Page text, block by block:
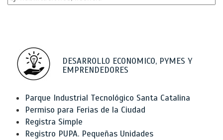
DESARROLLO ECONOMICO, PYMES Y
EMPRENDEDORES
Parque Industrial Tecnológico Santa Catalina
Permiso para Ferias de la Ciudad
Registra Simple
Registro PUPA. Pequeñas Unidades